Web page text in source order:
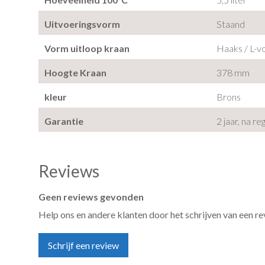
Uitvoeringsvorm Staand
Vorm uitloop kraan Haaks / L-
Hoogte Kraan 378 mm
kleur Brons
Garantie 2 jaar, na
Reviews
Geen reviews gevonden
Help ons en andere klanten door het schrijven van een
Schrijf een review